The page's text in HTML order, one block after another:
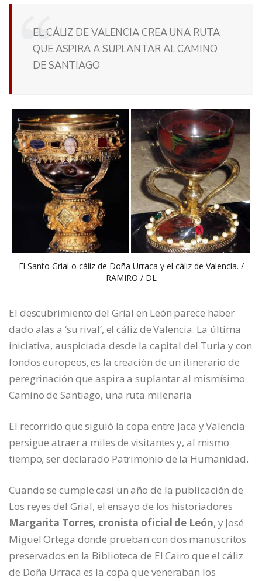
EL CÁLIZ DE VALENCIA CREA UNA RUTA
QUE ASPIRA A SUPLANTAR AL CAMINO
DE SANTIAGO
El Santo Grial o cáliz de Doña Urraca y el cáliz de Valencia. /
RAMIRO / DL
El descubrimiento del Grial en León parece haber
dado alas a ‘su rival’, el cáliz de Valencia. La última
iniciativa, auspiciada desde la capital del Turia y con
fondos europeos, es la creación de un itinerario de
peregrinación que aspira a suplantar al mismísimo
Camino de Santiago, una ruta milenaria
El recorrido que siguió la copa entre Jaca y Valencia
persigue atraer a miles de visitantes y, al mismo
tiempo, ser declarado Patrimonio de la Humanidad.
Cuando se cumple casi un año de la publicación de
Los reyes del Grial, el ensayo de los historiadores
Margarita Torres, cronista oficial de León, y José
Miguel Ortega donde prueban con dos manuscritos
preservados en la Biblioteca de El Cairo que el cáliz
de Doña Urraca es la copa que veneraban los